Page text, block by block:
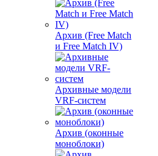
Архив (Free Match
и Free Match IV)
Архивные модели
VRF-систем
Архив (оконные
моноблоки)